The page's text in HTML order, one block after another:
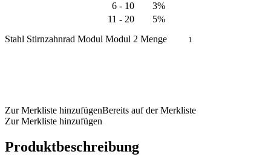
6 - 10
3%
11 - 20
5%
Stahl Stirnzahnrad Modul Modul 2 Menge
Zur Merkliste hinzufügenBereits auf der Merkliste
Zur Merkliste hinzufügen
Produktbeschreibung